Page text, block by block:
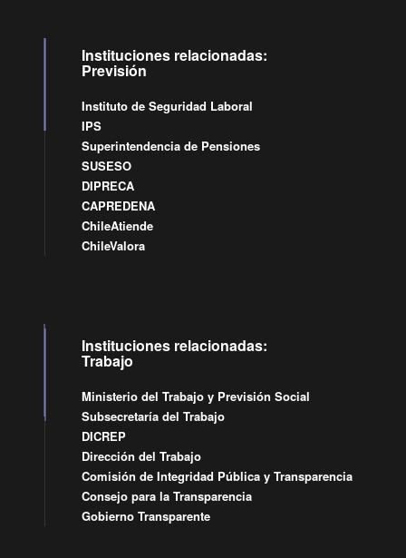
Instituciones relacionadas:
Previsión
Instituto de Seguridad Laboral
IPS
Superintendencia de Pensiones
SUSESO
DIPRECA
CAPREDENA
ChileAtiende
ChileValora
Instituciones relacionadas:
Trabajo
Ministerio del Trabajo y Previsión Social
Subsecretaría del Trabajo
DICREP
Dirección del Trabajo
Comisión de Integridad Pública y Transparencia
Consejo para la Transparencia
Gobierno Transparente